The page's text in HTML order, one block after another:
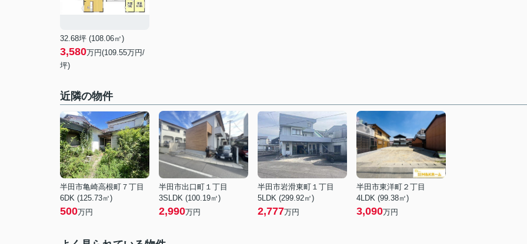
32.68坪 (108.06㎡)
3,580万円(109.55万円/
坪)
近隣の物件
半田市亀崎高根町７丁目
6DK (125.73㎡)
500万円
半田市出口町１丁目
3SLDK (100.19㎡)
2,990万円
半田市岩滑東町１丁目
5LDK (299.92㎡)
2,777万円
半田市東洋町２丁目
4LDK (99.38㎡)
3,090万円